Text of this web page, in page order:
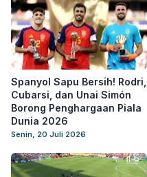
Spanyol Sapu Bersih! Rodri,
Cubarsi, dan Unai Simón
Borong Penghargaan Piala
Dunia 2026
Senin, 20 Juli 2026